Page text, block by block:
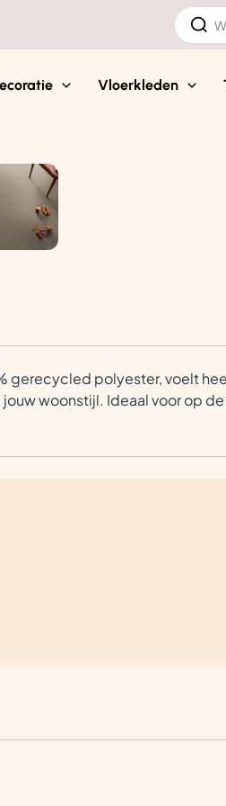
Zoeken
naar:
Vloerkleden
gerecycled polyester, voelt
woonstijl. Ideaal voor op